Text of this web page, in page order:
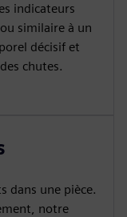
indicateurs
similaire à un
décisif et
chutes.
dans une pièce.
notre